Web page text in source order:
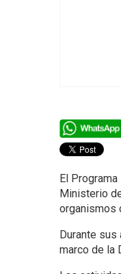
El
Ministerio
organismos
Durante sus
marco de la